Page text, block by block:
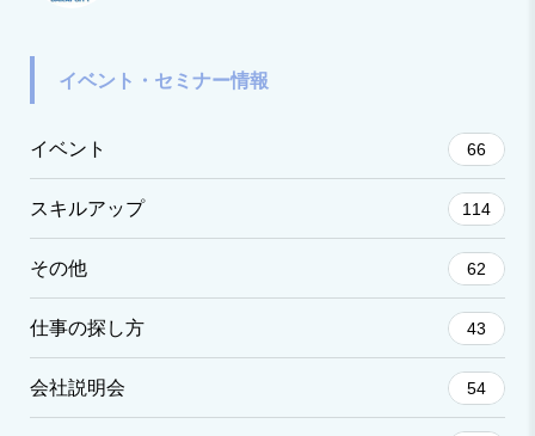
イベント・セミナー情報
イベント 66
スキルアップ 114
その他 62
仕事の探し方 43
会社説明会 54